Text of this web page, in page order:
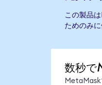
この製品
ためのみに
数秒
MetaMask